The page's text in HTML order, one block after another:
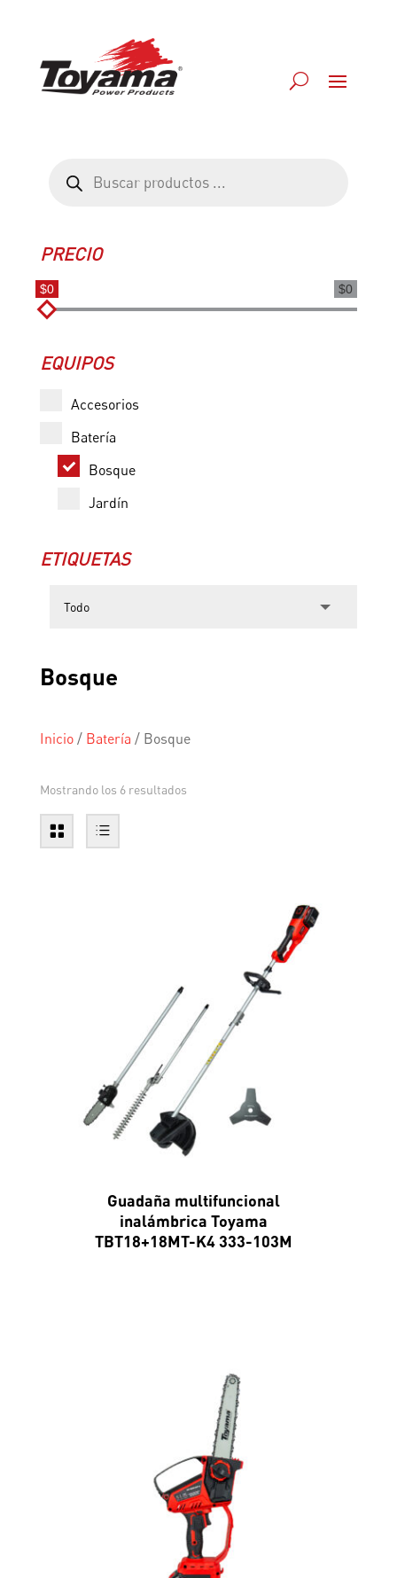
productos
PRECIO
$0
$0
EQUIPOS
Accesorios
Batería
Bosque
Jardín
ETIQUETAS
Bosque
Inicio/ Batería / Bosque
Mostrando los 6 resultados
Guadaña multifuncional
inalámbrica Toyama
TBT18+18MT-K4 333-103M